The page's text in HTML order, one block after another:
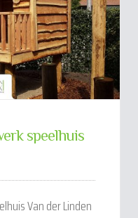
speelhuis
Van der Linden